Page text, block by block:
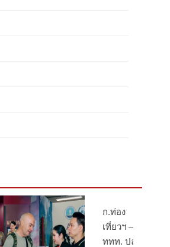
ก.ท่อง
เที่ยวฯ –
ททท. ปลุก